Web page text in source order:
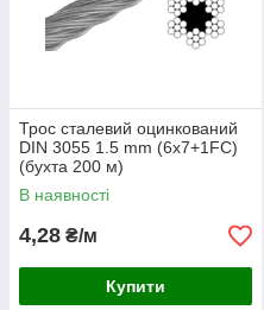
Трос сталевий оцинкований
DIN 3055 1.5 mm (6x7+1FC)
(бухта 200 м)
В наявності
4,28 ₴/м
Купити